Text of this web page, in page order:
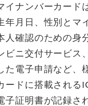
イナンバーカード
年月日、性別とマ
人確認のための身
ビニ交付サービス
た電子申請など、
ードに搭載される
子証明書が記録さ